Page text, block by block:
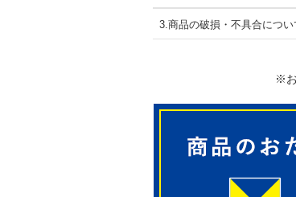
3.商品の破損・不具合につい
※